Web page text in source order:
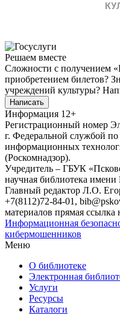
Решаем вместе
Сложности с получением
приобретением билетов?
учреждений культуры?
Написать
Информация 12+
Регистрационный номер
г. Федеральной службой по
информационных
(Роскомнадзор).
Учредитель – ГБУК
научная библиотека
Главный редактор Л.О.
+7(8112)72-84-01,
материалов прямая ссылка
Информационная
кибермошенников
Меню
О библиотеке
Электронная
Услуги
Ресурсы
Каталоги